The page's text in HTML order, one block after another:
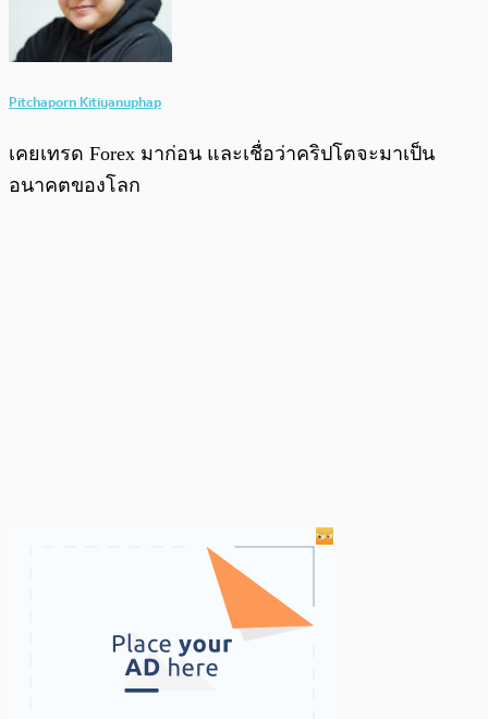
Pitchaporn Kitiyanuphap
เคยเทรด Forex มาก่อน และเชื่อว่าคริปโตจะมาเป็น
อนาคตของโลก